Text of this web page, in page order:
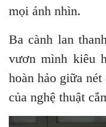
mọi ánh nhìn.
Ba cành lan
vươn mình kiêu
hoàn hảo giữa
của nghệ thuật